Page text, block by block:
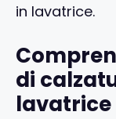
in lavatrice.
di
lavatrice